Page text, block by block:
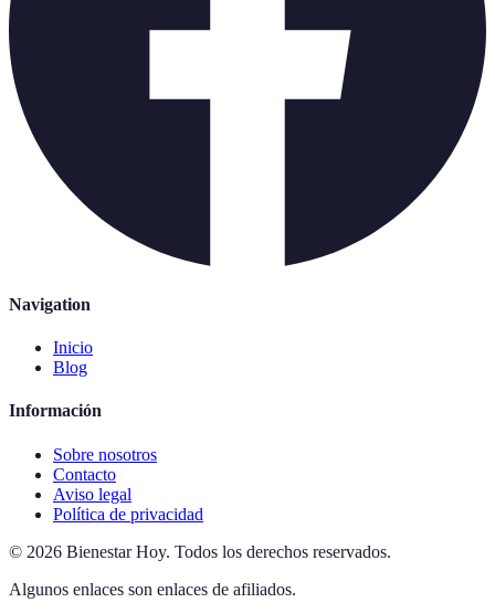
Navigation
Inicio
Blog
Información
Sobre nosotros
Contacto
Aviso legal
Política de privacidad
© 2026 Bienestar Hoy. Todos los derechos reservados.
Algunos enlaces son enlaces de afiliados.